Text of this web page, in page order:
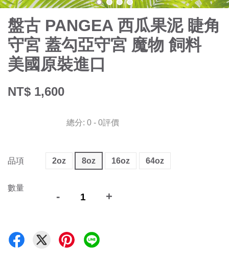
盤古 PANGEA 西瓜果泥 睫角
守宮 蓋勾亞守宮 魔物 飼料
美國原裝進口
NT$ 1,600
總分: 0 - 0評價
品項 2oz 8oz 16oz 64oz
數量
- +